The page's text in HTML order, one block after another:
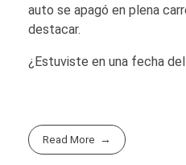
auto se apagó en plena
destacar.
¿Estuviste en una fecha
Read More